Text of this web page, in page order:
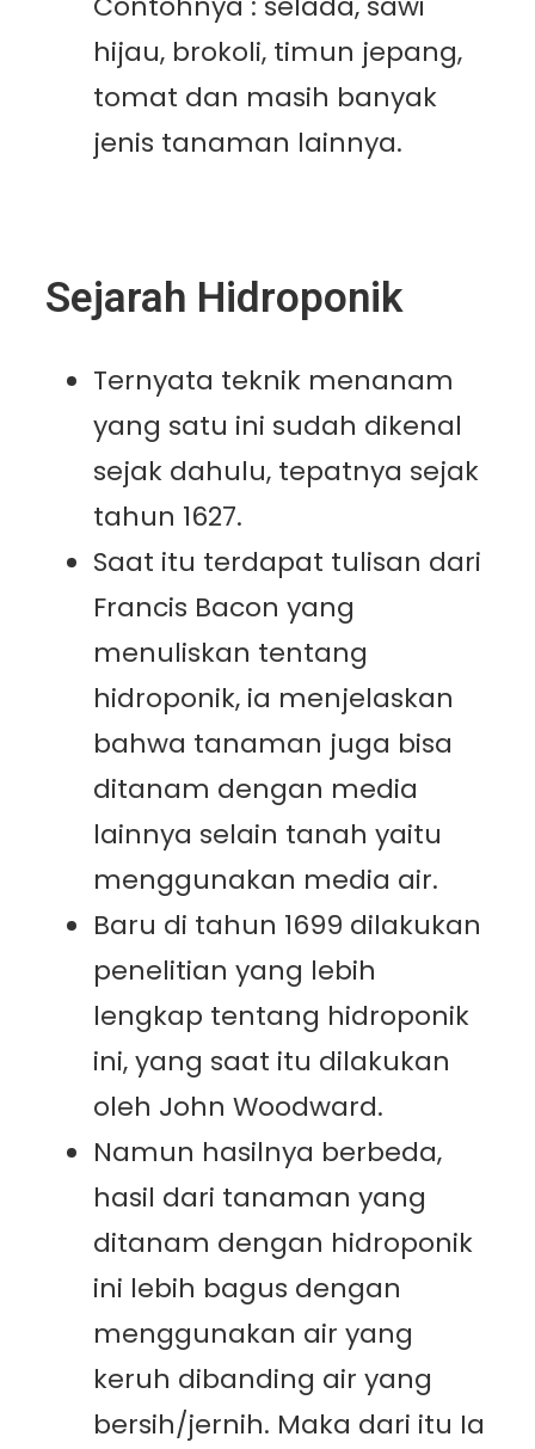
hijau, brokoli, timun jepang,
tomat dan masih banyak
jenis tanaman lainnya.
Sejarah Hidroponik
Ternyata teknik menanam
yang satu ini sudah dikenal
sejak dahulu, tepatnya sejak
tahun 1627.
Saat itu terdapat tulisan dari
Francis Bacon yang
menuliskan tentang
hidroponik, ia menjelaskan
bahwa tanaman juga bisa
ditanam dengan media
lainnya selain tanah yaitu
menggunakan media air.
Baru di tahun 1699 dilakukan
penelitian yang lebih
lengkap tentang hidroponik
ini, yang saat itu dilakukan
oleh John Woodward.
Namun hasilnya berbeda,
hasil dari tanaman yang
ditanam dengan hidroponik
ini lebih bagus dengan
menggunakan air yang
keruh dibanding air yang
bersih/jernih. Maka dari itu Ia